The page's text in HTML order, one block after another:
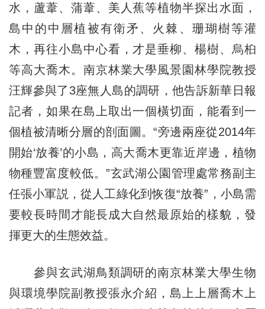
水，蘆葦、蒲葦、美人蕉等植物半探出水面，
島中的中層植被有衛矛、火棘、珊瑚樹等灌
木，再往小島中心看，才是垂柳、楊樹、烏桕
等高大喬木。南京林業大學風景園林學院教授
汪輝參與了3座無人島的調研，他告訴新華日報
記者，如果在島上取出一個橫切面，能看到一
個植被清晰分層的剖面圖。“旁邊兩座從2014年
開始‘放養’的小島，高大喬木更靠近岸邊，植物
物種豐富度較低。”玄武湖公園管理處常務副主
任張小軍説，從人工綠化到恢復“放養”，小島需
要較長時間才能長成大自然最原始的樣貌，發
揮更大的生態效益。
參與玄武湖鳥類調研的南京林業大學生物
與環境學院副教授張永介紹，島上上層喬木上